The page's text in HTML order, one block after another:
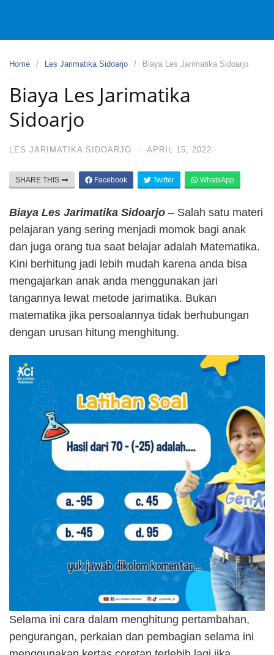
Home Les Jarimatika Sidoarjo Biaya Les Jarimatika Sidoarjo
Biaya Les Jarimatika
Sidoarjo
LES JARIMATIKA SIDOARJO · APRIL 15, 2022
SHARE THIS Facebook Twitter WhatsApp
Biaya Les Jarimatika Sidoarjo – Salah satu materi
pelajaran yang sering menjadi momok bagi anak
dan juga orang tua saat belajar adalah Matematika.
Kini berhitung jadi lebih mudah karena anda bisa
mengajarkan anak anda menggunakan jari
tangannya lewat metode jarimatika. Bukan
matematika jika persoalannya tidak berhubungan
dengan urusan hitung menghitung.
Selama ini cara dalam menghitung pertambahan,
pengurangan, perkaian dan pembagian selama ini